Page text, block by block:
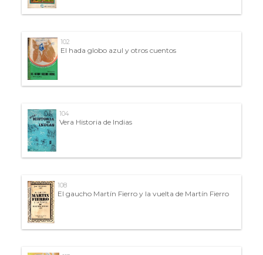
102
El hada globo azul y otros cuentos
104
Vera Historia de Indias
108
El gaucho Martín Fierro y la vuelta de Martín Fierro